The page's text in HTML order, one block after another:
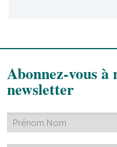
Abonnez-vous à
newsletter